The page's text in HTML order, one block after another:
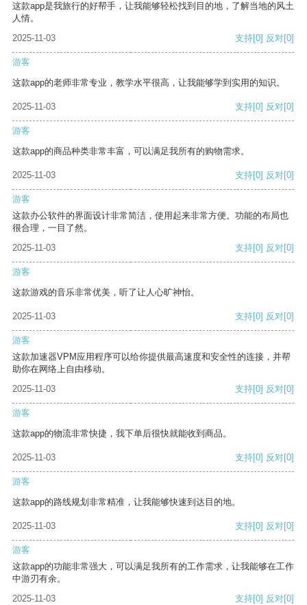
这款app是我旅行的好帮手，让我能够轻松找到目的地，了解当地的风土
人情。
2025-11-03
支持[0] 反对[0]
游客
这款app的老师非常专业，教学水平很高，让我能够学到实用的知识。
2025-11-03 支持[0] 反对[0]
游客
这款app的商品种类非常丰富，可以满足我所有的购物需求。
2025-11-03 支持[0] 反对[0]
游客
这款办公软件的界面设计非常简洁，使用起来非常方便。功能的布局也
很合理，一目了然。
2025-11-03
支持[0] 反对[0]
游客
这款游戏的音乐非常优美，听了让人心旷神怡。
2025-11-03 支持[0] 反对[0]
游客
这款加速器VPM应用程序可以给你提供最高速度和安全性的连接，并帮
助你在网络上自由移动。
2025-11-03
支持[0] 反对[0]
游客
这款app的物流非常快捷，我下单后很快就能收到商品。
2025-11-03 支持[0] 反对[0]
游客
这款app的路线规划非常精准，让我能够快速到达目的地。
2025-11-03 支持[0] 反对[0]
游客
这款app的功能非常强大，可以满足我所有的工作需求，让我能够在工作
中游刃有余。
2025-11-03
支持[0] 反对[0]